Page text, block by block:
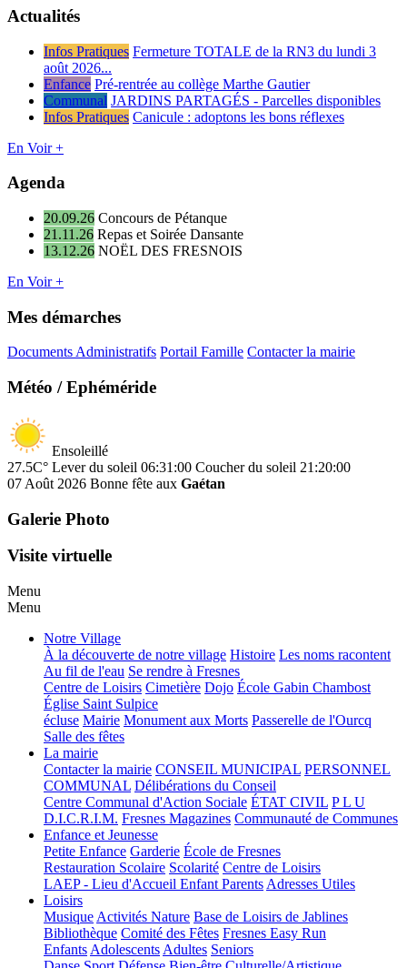
Actualités
Infos Pratiques Fermeture TOTALE de la RN3 du lundi 3
août 2026...
Enfance Pré-rentrée au collège Marthe Gautier
Communal JARDINS PARTAGÉS - Parcelles disponibles
Infos Pratiques Canicule : adoptons les bons réflexes
En Voir +
Agenda
20.09.26 Concours de Pétanque
21.11.26 Repas et Soirée Dansante
13.12.26 NOËL DES FRESNOIS
En Voir +
Mes démarches
Documents Administratifs Portail Famille Contacter la mairie
Météo / Ephéméride
Ensoleillé
27.5C° Lever du soleil 06:31:00 Coucher du soleil 21:20:00
07 Août 2026 Bonne fête aux Gaétan
Galerie Photo
Visite virtuelle
Menu
Menu
Notre Village
À la découverte de notre village Histoire Les noms racontent
Au fil de l'eau Se rendre à Fresnes
Centre de Loisirs Cimetière Dojo École Gabin Chambost
Église Saint Sulpice
écluse Mairie Monument aux Morts Passerelle de l'Ourcq
Salle des fêtes
La mairie
Contacter la mairie CONSEIL MUNICIPAL PERSONNEL
COMMUNAL Délibérations du Conseil
Centre Communal d'Action Sociale ÉTAT CIVIL P L U
D.I.C.R.I.M. Fresnes Magazines Communauté de Communes
Enfance et Jeunesse
Petite Enfance Garderie École de Fresnes
Restauration Scolaire Scolarité Centre de Loisirs
LAEP - Lieu d'Accueil Enfant Parents Adresses Utiles
Loisirs
Musique Activités Nature Base de Loisirs de Jablines
Bibliothèque Comité des Fêtes Fresnes Easy Run
Enfants Adolescents Adultes Seniors